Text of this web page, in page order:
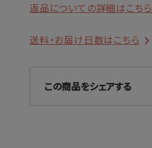
返品についての詳細はこちら
送料・お届け日数はこちら
この商品をシェアする